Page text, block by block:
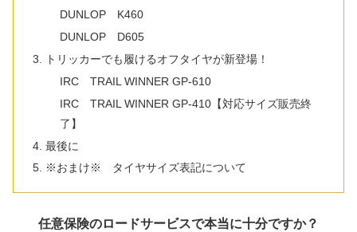
DUNLOP K460
DUNLOP D605
トリッカーでも履けるオフタイヤが新登場！
IRC TRAIL WINNER GP-610
IRC TRAIL WINNER GP-410【対応サイズ販売終
了】
最後に
※おまけ※ タイヤサイズ表記について
任意保険のロードサービスで本当に十分ですか？